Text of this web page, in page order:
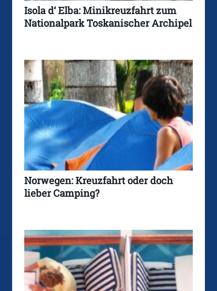
Isola d‘ Elba: Minikreuzfahrt zum
Nationalpark Toskanischer Archipel
Norwegen: Kreuzfahrt oder doch
lieber Camping?